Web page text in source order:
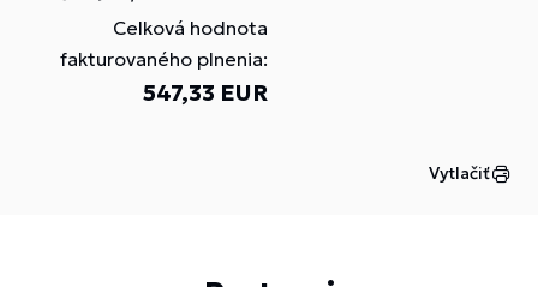
Celková hodnota
fakturovaného plnenia:
547,33 EUR
Vytlačiť